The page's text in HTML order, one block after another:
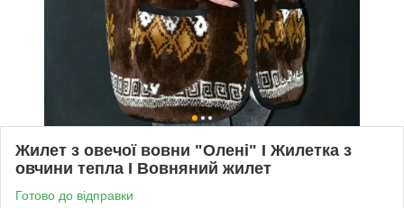
Жилет з овечої вовни "Олені" I Жилетка з
овчини тепла I Вовняний жилет
Готово до відправки